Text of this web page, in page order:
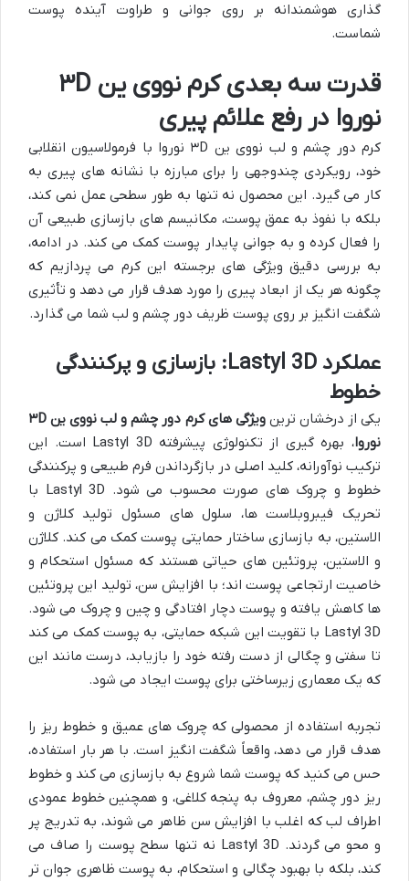
گذاری هوشمندانه بر روی جوانی و طراوت آینده پوست
شماست.
قدرت سه بعدی کرم نووی ین ۳D
نوروا در رفع علائم پیری
کرم دور چشم و لب نووی ین ۳D نوروا با فرمولاسیون انقلابی
خود، رویکردی چندوجهی را برای مبارزه با نشانه های پیری به
کار می گیرد. این محصول نه تنها به طور سطحی عمل نمی کند،
بلکه با نفوذ به عمق پوست، مکانیسم های بازسازی طبیعی آن
را فعال کرده و به جوانی پایدار پوست کمک می کند. در ادامه،
به بررسی دقیق ویژگی های برجسته این کرم می پردازیم که
چگونه هر یک از ابعاد پیری را مورد هدف قرار می دهد و تأثیری
شگفت انگیز بر روی پوست ظریف دور چشم و لب شما می گذارد.
عملکرد Lastyl 3D: بازسازی و پرکنندگی
خطوط
یکی از درخشان ترین
ویژگی های کرم دور چشم و لب نووی ین ۳D
نوروا
، بهره گیری از تکنولوژی پیشرفته Lastyl 3D است. این
ترکیب نوآورانه، کلید اصلی در بازگرداندن فرم طبیعی و پرکنندگی
خطوط و چروک های صورت محسوب می شود. Lastyl 3D با
تحریک فیبروبلاست ها، سلول های مسئول تولید کلاژن و
الاستین، به بازسازی ساختار حمایتی پوست کمک می کند. کلاژن
و الاستین، پروتئین های حیاتی هستند که مسئول استحکام و
خاصیت ارتجاعی پوست اند؛ با افزایش سن، تولید این پروتئین
ها کاهش یافته و پوست دچار افتادگی و چین و چروک می شود.
Lastyl 3D با تقویت این شبکه حمایتی، به پوست کمک می کند
تا سفتی و چگالی از دست رفته خود را بازیابد، درست مانند این
که یک معماری زیرساختی برای پوست ایجاد می شود.
تجربه استفاده از محصولی که چروک های عمیق و خطوط ریز را
هدف قرار می دهد، واقعاً شگفت انگیز است. با هر بار استفاده،
حس می کنید که پوست شما شروع به بازسازی می کند و خطوط
ریز دور چشم، معروف به پنجه کلاغی، و همچنین خطوط عمودی
اطراف لب که اغلب با افزایش سن ظاهر می شوند، به تدریج پر
و محو می گردند. Lastyl 3D نه تنها سطح پوست را صاف می
کند، بلکه با بهبود چگالی و استحکام، به پوست ظاهری جوان تر